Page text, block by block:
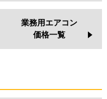
業務用エアコン
価格一覧